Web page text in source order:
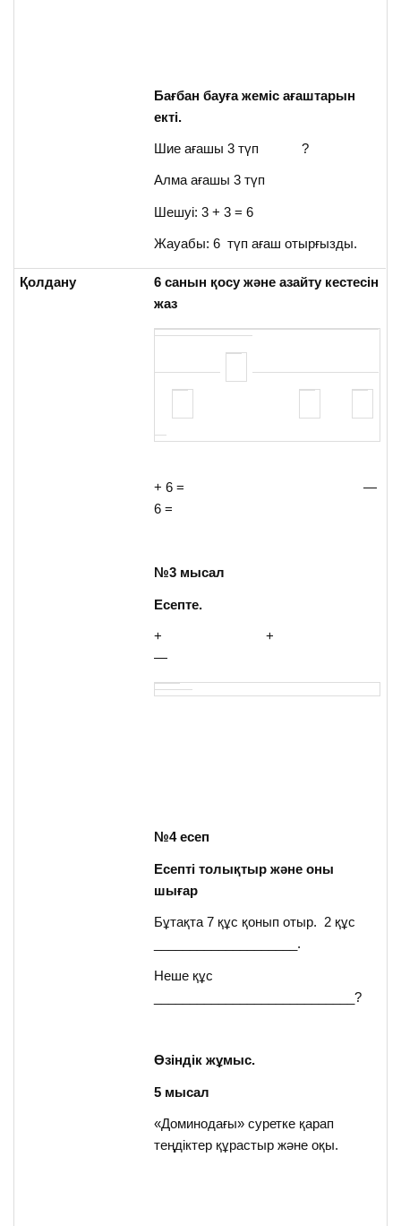
Бағбан бауға жеміс ағаштарын
екті.
Шие ағашы 3 түп ?
Алма ағашы 3 түп
Шешуі: 3 + 3 = 6
Жауабы: 6 түп ағаш отырғызды.
Қолдану
6 санын қосу және азайту кестесін
жаз
+ 6 = —
6 =
№3 мысал
Есепте.
+ +
—
№4 есеп
Есепті толықтыр және оны
шығар
Бұтақта 7 құс қонып отыр. 2 құс
____________________.
Неше құс
____________________________?
Өзіндік жұмыс.
5 мысал
«Доминодағы» суретке қарап
теңдіктер құрастыр және оқы.